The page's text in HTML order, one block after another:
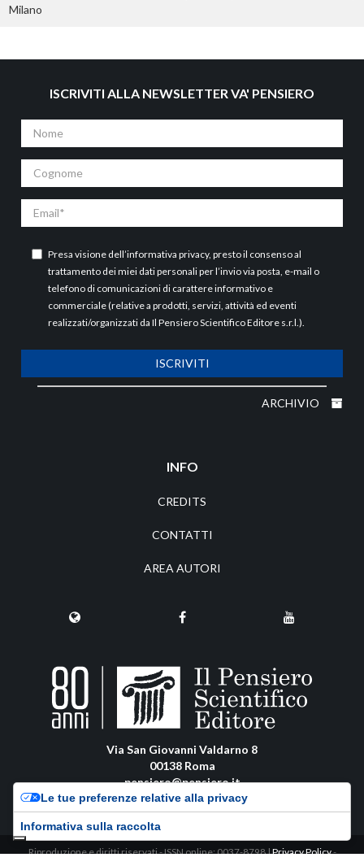
Milano
ISCRIVITI ALLA NEWSLETTER VA' PENSIERO
Nome
Cognome
Email
Presa visione dell’informativa privacy, presto il consenso al
trattamento dei miei dati personali per l’invio via posta, e-mail o
telefono di comunicazioni di carattere informativo e
commerciale (relative a prodotti, servizi, attività ed eventi
realizzati/organizzati da Il Pensiero Scientifico Editore s.r.l.).
ISCRIVITI
ARCHIVIO
INFO
CREDITS
CONTATTI
AREA AUTORI
Via San Giovanni Valdarno 8
00138 Roma
pensiero@pensiero.it
amministrazione@pec.pensiero.com
Riproduzione e diritti riservati - ISSN online: 0037-8798 |Privacy Policy-
Le tue preferenze relative alla privacy
Informativa sulla raccolta